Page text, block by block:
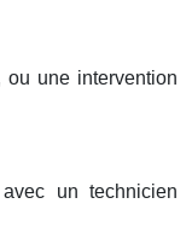
ou une intervention
un technicien